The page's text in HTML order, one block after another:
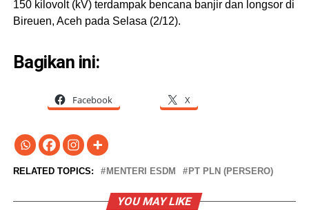
150 kilovolt (kV) terdampak bencana banjir dan longsor di
Bireuen, Aceh pada Selasa (2/12).
Bagikan ini:
Facebook X
RELATED TOPICS: MENTERI ESDM PT PLN (PERSERO)
YOU MAY LIKE